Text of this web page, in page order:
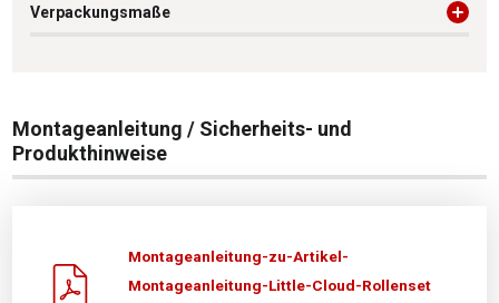
Verpackungsmaße
Montageanleitung / Sicherheits- und
Produkthinweise
Montageanleitung-zu-Artikel-
Montageanleitung-Little-Cloud-Rollenset